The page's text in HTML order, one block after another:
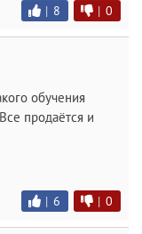
| 8 | 0
обучения
продаётся и
| 6 | 0